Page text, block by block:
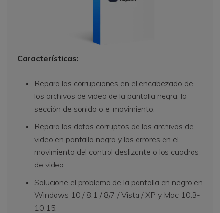
Características:
Repara las corrupciones en el encabezado de
los archivos de video de la pantalla negra, la
sección de sonido o el movimiento.
Repara los datos corruptos de los archivos de
video en pantalla negra y los errores en el
movimiento del control deslizante o los cuadros
de video.
Solucione el problema de la pantalla en negro en
Windows 10 / 8.1 / 8/7 / Vista / XP y Mac 10.8-
10.15.